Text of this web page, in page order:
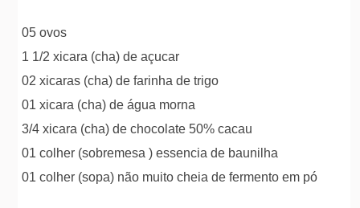
05 ovos
1 1/2 xicara (cha) de açucar
02 xicaras (cha) de farinha de trigo
01 xicara (cha) de água morna
3/4 xicara (cha) de chocolate 50% cacau
01 colher (sobremesa ) essencia de baunilha
01 colher (sopa) não muito cheia de fermento em pó